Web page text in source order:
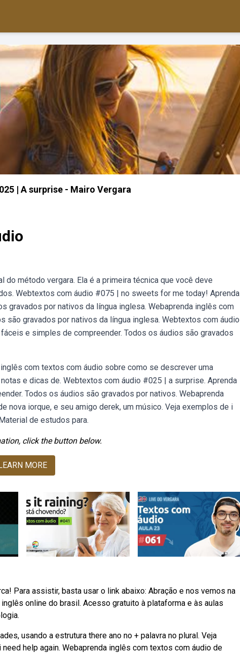
| A surprise - Mairo Vergara
método vergara. Ela é a primeira técnica que você deve
Webtextos com áudio #075 | no sweets for me today! Aprenda
gravados por nativos da língua inglesa. Webaprenda inglês com
gravados por nativos da língua inglesa. Webtextos com áudio
e simples de compreender. Todos os áudios são gravados
com textos com áudio sobre como se descrever uma
e dicas de. Webtextos com áudio #025 | a surprise. Aprenda
Todos os áudios são gravados por nativos. Webaprenda
nova iorque, e seu amigo derek, um músico. Veja exemplos de i
de estudos para.
click the button below.
MORE
Para assistir, basta usar o link abaixo: Abração e nos vemos na
online do brasil. Acesso gratuito à plataforma e às aulas
usando a estrutura there ano no + palavra no plural. Veja
help again. Webaprenda inglês com textos com áudio de